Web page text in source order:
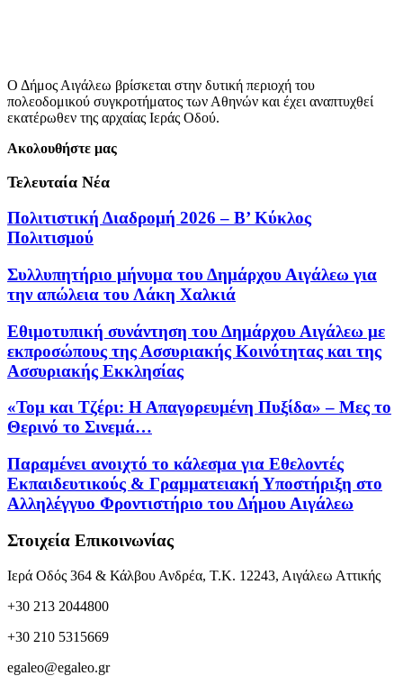
Ο Δήμος Αιγάλεω βρίσκεται στην δυτική περιοχή του
πολεοδομικού συγκροτήματος των Αθηνών και έχει αναπτυχθεί
εκατέρωθεν της αρχαίας Ιεράς Οδού.
Ακολουθήστε μας
Τελευταία Νέα
Πολιτιστική Διαδρομή 2026 – Β’ Κύκλος
Πολιτισμού
Συλλυπητήριο μήνυμα του Δημάρχου Αιγάλεω για
την απώλεια του Λάκη Χαλκιά
Εθιμοτυπική συνάντηση του Δημάρχου Αιγάλεω με
εκπροσώπους της Ασσυριακής Κοινότητας και της
Ασσυριακής Εκκλησίας
«Τομ και Τζέρι: Η Απαγορευμένη Πυξίδα» – Μες το
Θερινό το Σινεμά…
Παραμένει ανοιχτό το κάλεσμα για Εθελοντές
Εκπαιδευτικούς & Γραμματειακή Υποστήριξη στο
Αλληλέγγυο Φροντιστήριο του Δήμου Αιγάλεω
Στοιχεία Επικοινωνίας
Ιερά Οδός 364 & Κάλβου Ανδρέα, Τ.Κ. 12243, Αιγάλεω Αττικής
+30 213 2044800
+30 210 5315669
egaleo@egaleo.gr